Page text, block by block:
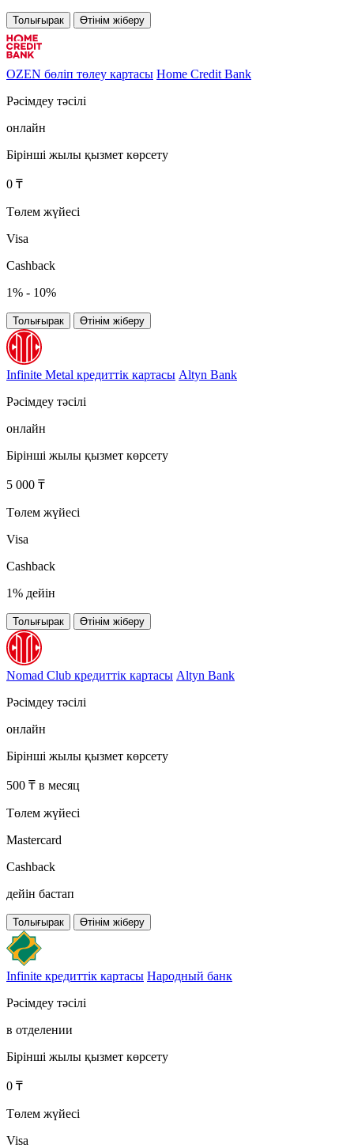
Толығырак Өтінім жіберу
OZEN бөліп төлеу картасы Home Credit Bank
Рәсімдеу тәсілі
онлайн
Бірінші жылы қызмет көрсету
0 ₸
Төлем жүйесі
Visa
Cashback
1% - 10%
Толығырак Өтінім жіберу
Infinite Metal кредиттік картасы Altyn Bank
Рәсімдеу тәсілі
онлайн
Бірінші жылы қызмет көрсету
5 000 ₸
Төлем жүйесі
Visa
Cashback
1% дейін
Толығырак Өтінім жіберу
Nomad Club кредиттік картасы Altyn Bank
Рәсімдеу тәсілі
онлайн
Бірінші жылы қызмет көрсету
500 ₸ в месяц
Төлем жүйесі
Mastercard
Cashback
дейін бастап
Толығырак Өтінім жіберу
Infinite кредиттік картасы Народный банк
Рәсімдеу тәсілі
в отделении
Бірінші жылы қызмет көрсету
0 ₸
Төлем жүйесі
Visa